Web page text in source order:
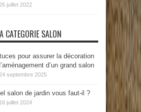
26 juillet 2022
CATEGORIE SALON
pour assurer la décoration
d’un grand salon
24 septembre 2025
salon de jardin vous faut-il ?
16 juillet 2024